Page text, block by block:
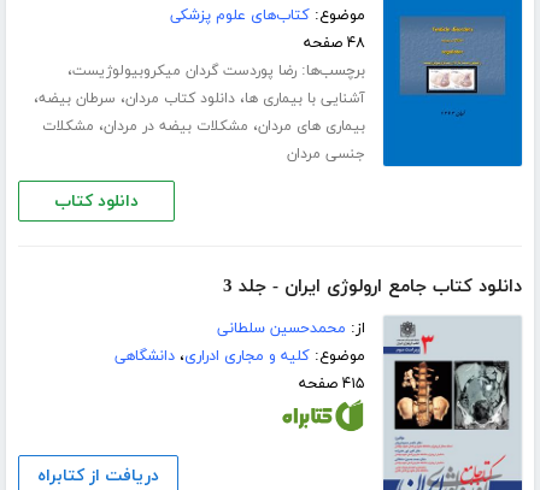
موضوع:کتاب‌های علوم پزشکی
۴۸ صفحه
برچسب‌ها:رضا پوردست گردان میکروبیولوژیست،
آشنایی با بیماری ها،دانلود کتاب مردان، سرطان بیضه،
بیماری های مردان، مشکلات بیضه در مردان، مشکلات
جنسی مردان
دانلود کتاب
دانلود کتاب جامع ارولوژی ایران - جلد 3
از: محمدحسین سلطانی
موضوع:کلیه و مجاری ادراری،دانشگاهی
۴۱۵ صفحه
دریافت از کتابراه